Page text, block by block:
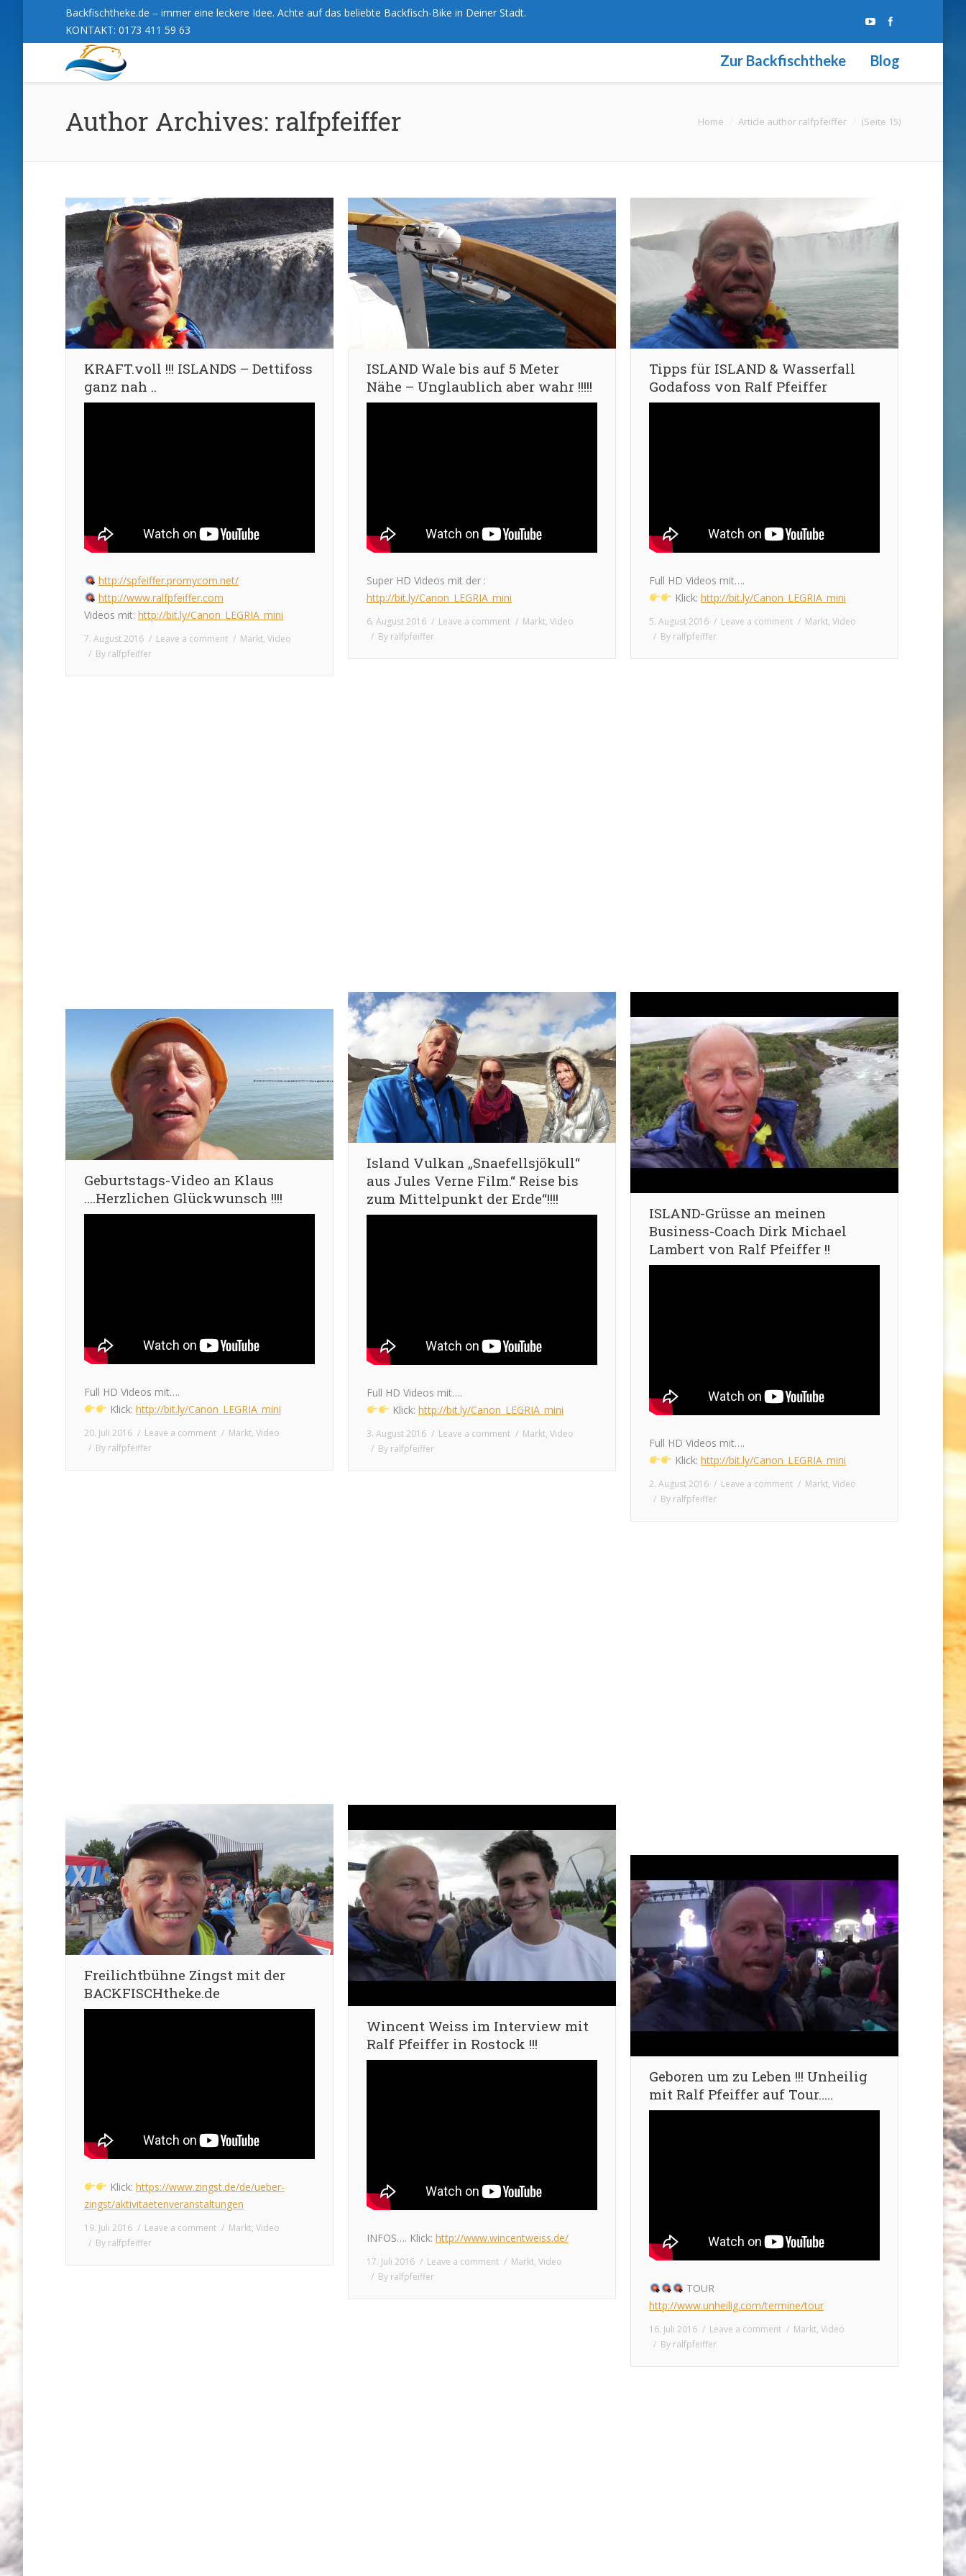
Backfischtheke.de – immer eine leckere Idee. Achte auf das beliebte Backfisch-Bike in Deiner Stadt.
KONTAKT: 0173 411 59 63
Zur Backfischtheke Blog
Author Archives: ralfpfeiffer Home Article author ralfpfeiffer (Seite 15)
KRAFT.voll !!! ISLANDS – Dettifoss
ganz nah ..
http://spfeiffer.promycom.net/
http://www.ralfpfeiffer.com
Videos mit: http://bit.ly/Canon_LEGRIA_mini
7. August 2016 Leave a comment Markt, Video
By ralfpfeiffer
ISLAND Wale bis auf 5 Meter
Nähe – Unglaublich aber wahr !!!!!
Super HD Videos mit der :
http://bit.ly/Canon_LEGRIA_mini
6. August 2016 Leave a comment Markt, Video
By ralfpfeiffer
Tipps für ISLAND & Wasserfall
Godafoss von Ralf Pfeiffer
Full HD Videos mit….
Klick: http://bit.ly/Canon_LEGRIA_mini
5. August 2016 Leave a comment Markt, Video
By ralfpfeiffer
Island Vulkan „Snaefellsjökull“
aus Jules Verne Film.“ Reise bis
zum Mittelpunkt der Erde“!!!!
Full HD Videos mit….
Klick: http://bit.ly/Canon_LEGRIA_mini
3. August 2016 Leave a comment Markt, Video
By ralfpfeiffer
ISLAND-Grüsse an meinen
Business-Coach Dirk Michael
Lambert von Ralf Pfeiffer !!
Full HD Videos mit….
Klick: http://bit.ly/Canon_LEGRIA_mini
2. August 2016 Leave a comment Markt, Video
By ralfpfeiffer
Geburtstags-Video an Klaus
….Herzlichen Glückwunsch !!!!
Full HD Videos mit….
Klick: http://bit.ly/Canon_LEGRIA_mini
20. Juli 2016 Leave a comment Markt, Video
By ralfpfeiffer
Freilichtbühne Zingst mit der
BACKFISCHtheke.de
Klick: https://www.zingst.de/de/ueber-
zingst/aktivitaetenveranstaltungen
19. Juli 2016 Leave a comment Markt, Video
By ralfpfeiffer
Wincent Weiss im Interview mit
Ralf Pfeiffer in Rostock !!!
INFOS…. Klick: http://www.wincentweiss.de/
17. Juli 2016 Leave a comment Markt, Video
By ralfpfeiffer
Geboren um zu Leben !!! Unheilig
mit Ralf Pfeiffer auf Tour…..
TOUR
http://www.unheilig.com/termine/tour
16. Juli 2016 Leave a comment Markt, Video
By ralfpfeiffer